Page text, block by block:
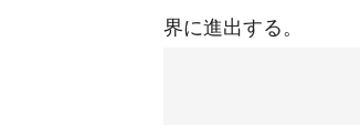
界に進出する。